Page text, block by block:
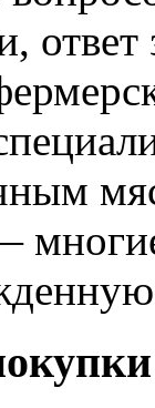
ответ